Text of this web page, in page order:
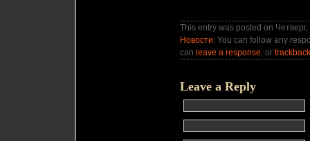
This entry was posted on
Новости. You can follow any
can leave a response, or trackback
Leave a Reply